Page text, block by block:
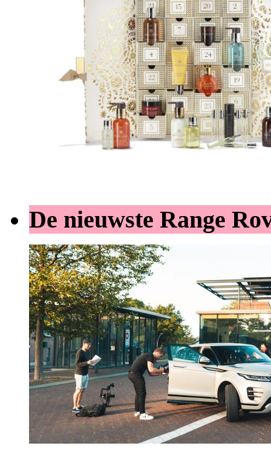
De nieuwste Range